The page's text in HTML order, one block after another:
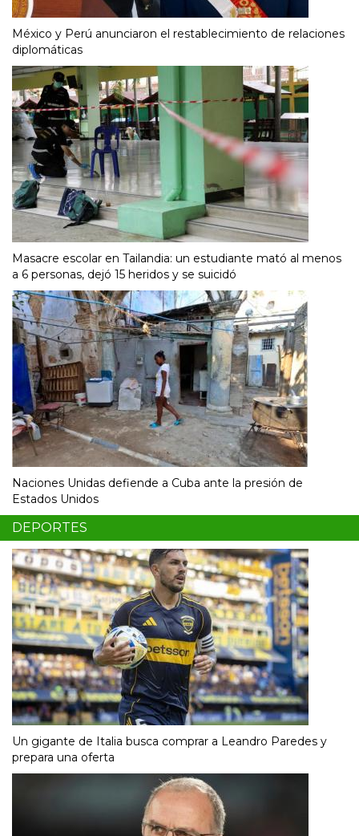
México y Perú anunciaron el restablecimiento de relaciones
diplomáticas
Masacre escolar en Tailandia: un estudiante mató al menos
a 6 personas, dejó 15 heridos y se suicidó
Naciones Unidas defiende a Cuba ante la presión de
Estados Unidos
DEPORTES
Un gigante de Italia busca comprar a Leandro Paredes y
prepara una oferta